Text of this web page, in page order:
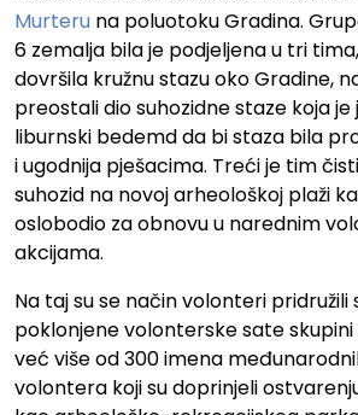
Murteru na poluotoku Gradina.
6 zemalja bila je podjeljena u tri
dovršila kružnu stazu oko Gradine,
preostali dio suhozidne staze koja
liburnski bedemd da bi staza bila
i ugodnija pješacima. Treći je tim
suhozid na novoj arheološkoj plaži
oslobodio za obnovu u narednim
akcijama.
Na taj su se način volonteri pridružili
poklonjene volonterske sate
već više od 300 imena
volontera koji su doprinjeli